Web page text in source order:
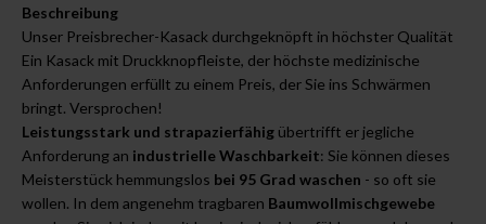
Beschreibung
Unser Preisbrecher-Kasack durchgeknöpft in höchster Qualität
Ein Kasack mit Druckknopfleiste, der höchste medizinische
Anforderungen erfüllt zu einem Preis, der Sie ins Schwärmen
bringt. Versprochen!
Leistungsstark und strapazierfähig übertrifft er jegliche
Anforderung an industrielle Waschbarkeit: Sie können dieses
Meisterstück hemmungslos bei 95 Grad waschen - so oft sie
wollen. In dem angenehm tragbaren Baumwollmischgewebe